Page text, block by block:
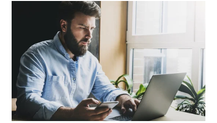
Wenn bei der Erstellung einer Website
von Anfang an UX Best Practices zur
Geltung kommen
Wie man die Werte und Inhalte von und über
Quilvest über die neu geschaffenen, digitalen
Kanäle verständlich vermittelt